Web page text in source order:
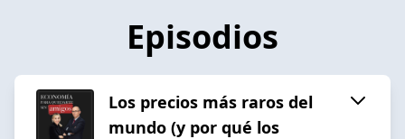
Episodios
Los precios más raros del
mundo (y por qué los